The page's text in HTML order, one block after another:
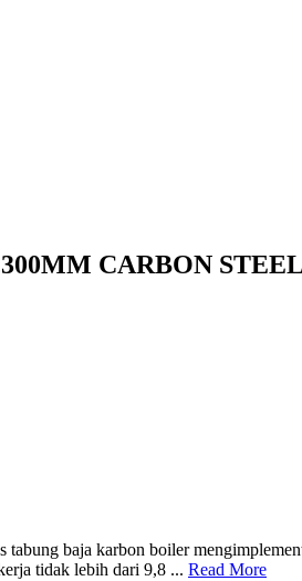
CARBON STEEL
baja karbon boiler
tidak lebih dari 9,8 ... Read More